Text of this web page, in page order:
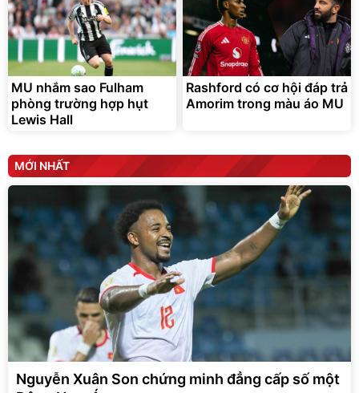
MU nhắm sao Fulham
phòng trường hợp hụt
Lewis Hall
Rashford có cơ hội đáp trả
Amorim trong màu áo MU
MỚI NHẤT
Nguyễn Xuân Son chứng minh đẳng cấp số một